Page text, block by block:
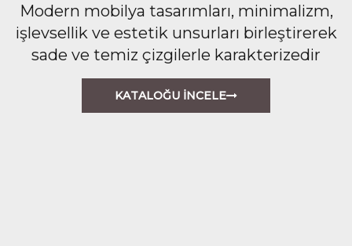
Modern mobilya tasarımları, minimalizm,
işlevsellik ve estetik unsurları birleştirerek
sade ve temiz çizgilerle karakterizedir
KATALOĞU İNCELE